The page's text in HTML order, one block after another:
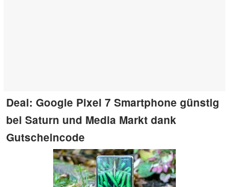
Deal: Google Pixel 7 Smartphone günstig
bei Saturn und Media Markt dank
Gutscheincode